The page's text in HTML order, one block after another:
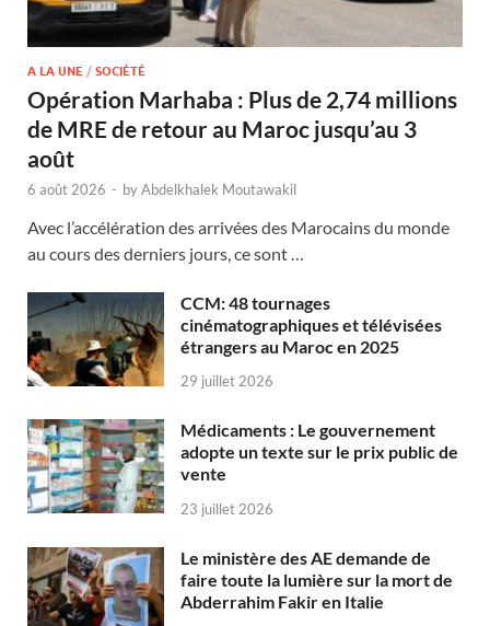
A LA UNE / SOCIÉTÉ
Opération Marhaba : Plus de 2,74 millions
de MRE de retour au Maroc jusqu’au 3
août
6 août 2026 - byAbdelkhalek Moutawakil
Avec l’accélération des arrivées des Marocains du monde
au cours des derniers jours, ce sont …
CCM: 48 tournages
cinématographiques et télévisées
étrangers au Maroc en 2025
29 juillet 2026
Médicaments : Le gouvernement
adopte un texte sur le prix public de
vente
23 juillet 2026
Le ministère des AE demande de
faire toute la lumière sur la mort de
Abderrahim Fakir en Italie